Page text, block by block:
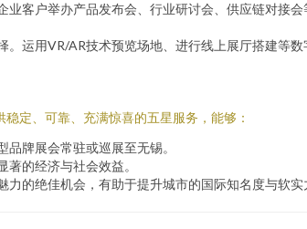
客户举办产品发布会、行业研讨会、供应链对接
运用VR/AR技术预览场地、进行线上展厅搭建等
定、可靠、充满惊喜的五星服务，能够：
牌展会常驻或巡展至无锡。
的经济与社会效益。
的绝佳机会，有助于提升城市的国际知名度与软实